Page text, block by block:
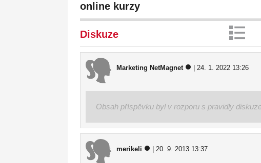
online kurzy
Diskuze
Marketing NetMagnet | 24. 1. 2022 13:26
Obsah příspěvku byl v rozporu s pravidly
merikeli | 20. 9. 2013 13:37